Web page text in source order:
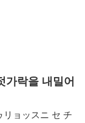
가락을 내밀어
リョッスニ セ チ